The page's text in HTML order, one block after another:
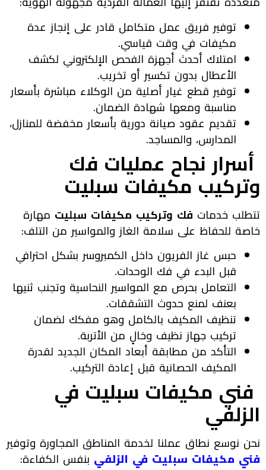
توفير فريق عمل متكامل قادر على إنجاز عدة
مكيفات في وقت قياسي.
امتلاك أحدث أجهزة الفحص الإلكتروني لكشف
الأعطال بدون تكسير أو تخريب.
توفير قطع غيار أصلية من الوكلاء مباشرة بأسعار
مناسبة ومعها شهادة الضمان.
تقديم عقود صيانة دورية بأسعار مخفضة للمنازل،
المدارس، والمساجد.
أسرار نجاح عمليات فك
وتركيب مكيفات سبليت
تتطلب خدمات فك وتركيب مكيفات سبليت مهارة
خاصة للحفاظ على سلامة الغاز والمواسير من التلف:
حبس غاز الفريون داخل الكمبروسر بشكل احترافي
قبل البدء في فك الوحدات.
التعامل بحرص مع المواسير النحاسية وتجنب ثنيها
بعنف لمنع حدوث التشققات.
تنظيف المكيف بالكامل وهو مفكك لضمان
تركيب جهاز نظيف وخالٍ من الأتربة.
التأكد من مطابقة أبعاد المكان الجديد لقدرة
المكيف الحصانية قبل إعادة التركيب.
فني مكيفات سبليت في
الزلفي
نحن نوسع نطاق عملنا لخدمة المناطق المجاورة وتوفير
فني مكيفات سبليت في الزلفي بنفس الكفاءة: